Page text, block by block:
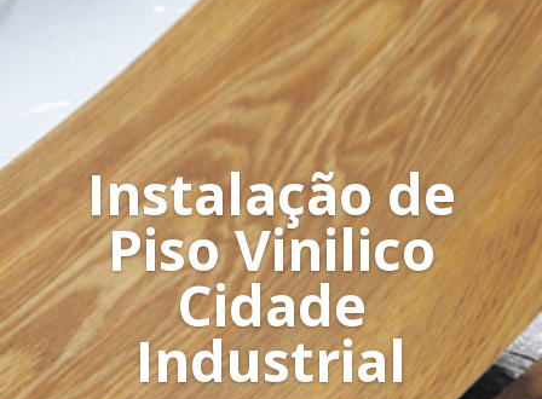
Instalação de
Piso Vinilico
Cidade
Industrial